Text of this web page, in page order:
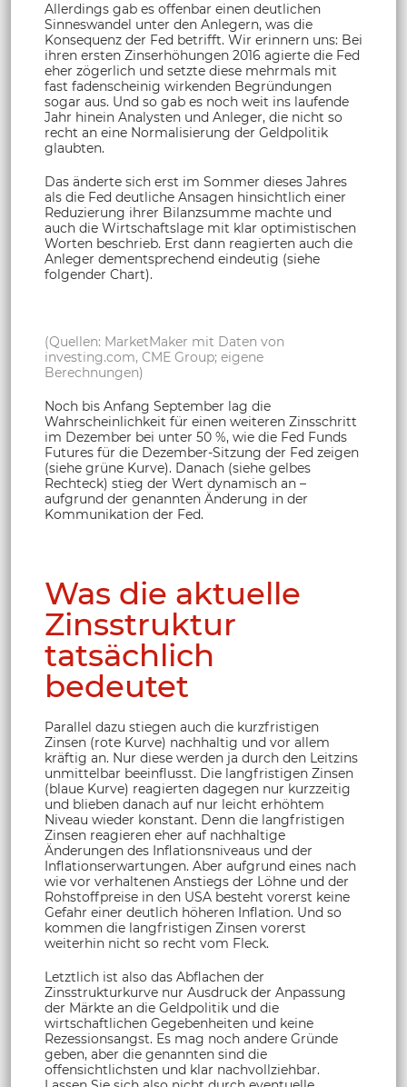
Allerdings gab es offenbar einen deutlichen
Sinneswandel unter den Anlegern, was die
Konsequenz der Fed betrifft. Wir erinnern uns: Bei
ihren ersten Zinserhöhungen 2016 agierte die Fed
eher zögerlich und setzte diese mehrmals mit
fast fadenscheinig wirkenden Begründungen
sogar aus. Und so gab es noch weit ins laufende
Jahr hinein Analysten und Anleger, die nicht so
recht an eine Normalisierung der Geldpolitik
glaubten.
Das änderte sich erst im Sommer dieses Jahres
als die Fed deutliche Ansagen hinsichtlich einer
Reduzierung ihrer Bilanzsumme machte und
auch die Wirtschaftslage mit klar optimistischen
Worten beschrieb. Erst dann reagierten auch die
Anleger dementsprechend eindeutig (siehe
folgender Chart).
(Quellen: MarketMaker mit Daten von
investing.com, CME Group; eigene
Berechnungen)
Noch bis Anfang September lag die
Wahrscheinlichkeit für einen weiteren Zinsschritt
im Dezember bei unter 50 %, wie die Fed Funds
Futures für die Dezember-Sitzung der Fed zeigen
(siehe grüne Kurve). Danach (siehe gelbes
Rechteck) stieg der Wert dynamisch an –
aufgrund der genannten Änderung in der
Kommunikation der Fed.
Was die aktuelle
Zinsstruktur
tatsächlich
bedeutet
Parallel dazu stiegen auch die kurzfristigen
Zinsen (rote Kurve) nachhaltig und vor allem
kräftig an. Nur diese werden ja durch den Leitzins
unmittelbar beeinflusst. Die langfristigen Zinsen
(blaue Kurve) reagierten dagegen nur kurzzeitig
und blieben danach auf nur leicht erhöhtem
Niveau wieder konstant. Denn die langfristigen
Zinsen reagieren eher auf nachhaltige
Änderungen des Inflationsniveaus und der
Inflationserwartungen. Aber aufgrund eines nach
wie vor verhaltenen Anstiegs der Löhne und der
Rohstoffpreise in den USA besteht vorerst keine
Gefahr einer deutlich höheren Inflation. Und so
kommen die langfristigen Zinsen vorerst
weiterhin nicht so recht vom Fleck.
Letztlich ist also das Abflachen der
Zinsstrukturkurve nur Ausdruck der Anpassung
der Märkte an die Geldpolitik und die
wirtschaftlichen Gegebenheiten und keine
Rezessionsangst. Es mag noch andere Gründe
geben, aber die genannten sind die
offensichtlichsten und klar nachvollziehbar.